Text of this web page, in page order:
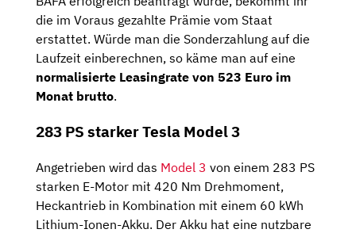
die im Voraus gezahlte Prämie vom Staat
erstattet. Würde man die Sonderzahlung auf die
Laufzeit einberechnen, so käme man auf eine
normalisierte Leasingrate von 523 Euro im
Monat brutto.
283 PS starker Tesla Model 3
Angetrieben wird das Model 3 von einem 283 PS
starken E-Motor mit 420 Nm Drehmoment,
Heckantrieb in Kombination mit einem 60 kWh
Lithium-Ionen-Akku. Der Akku hat eine nutzbare